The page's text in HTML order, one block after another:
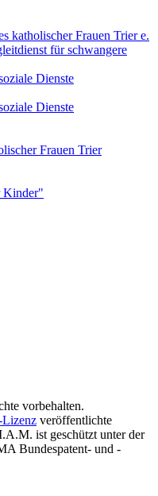
katholischer Frauen Trier e.
für schwangere
Dienste
Dienste
Frauen Trier
Kinder"
vorbehalten.
veröffentlichte
ist geschützt unter der
Bundespatent- und -